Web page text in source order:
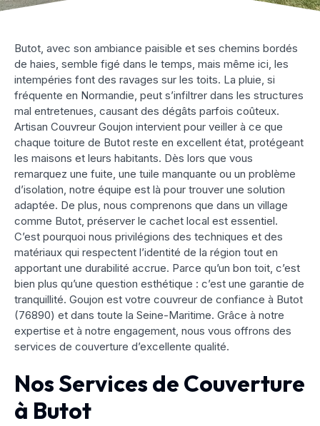
Butot, avec son ambiance paisible et ses chemins bordés
de haies, semble figé dans le temps, mais même ici, les
intempéries font des ravages sur les toits. La pluie, si
fréquente en Normandie, peut s’infiltrer dans les structures
mal entretenues, causant des dégâts parfois coûteux.
Artisan Couvreur Goujon intervient pour veiller à ce que
chaque toiture de Butot reste en excellent état, protégeant
les maisons et leurs habitants. Dès lors que vous
remarquez une fuite, une tuile manquante ou un problème
d’isolation, notre équipe est là pour trouver une solution
adaptée. De plus, nous comprenons que dans un village
comme Butot, préserver le cachet local est essentiel.
C’est pourquoi nous privilégions des techniques et des
matériaux qui respectent l’identité de la région tout en
apportant une durabilité accrue. Parce qu’un bon toit, c’est
bien plus qu’une question esthétique : c’est une garantie de
tranquillité. Goujon est votre couvreur de confiance à Butot
(76890) et dans toute la Seine-Maritime. Grâce à notre
expertise et à notre engagement, nous vous offrons des
services de couverture d’excellente qualité.
Nos Services de Couverture
à Butot